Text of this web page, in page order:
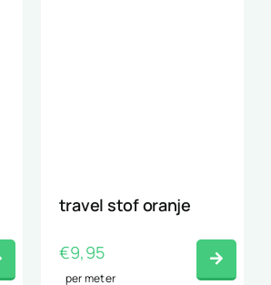
travel stof oranje
€9,95
per meter